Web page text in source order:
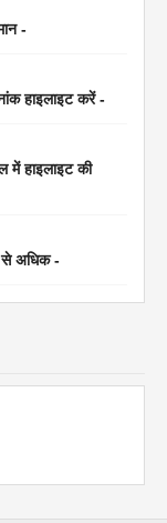
-
हाइलाइट करें -
में हाइलाइट की
से अधिक -